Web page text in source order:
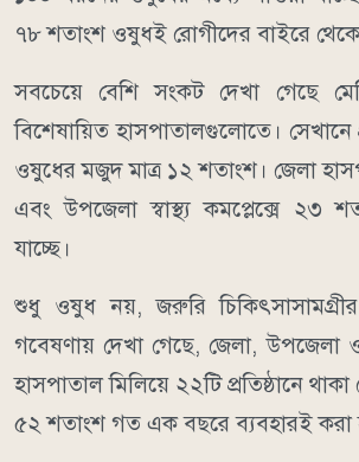
৭৮ শতাংশ ওষুধই রোগীদের বাইরে
সবচেয়ে বেশি সংকট দেখা গেছে
বিশেষায়িত হাসপাতালগুলোতে।
ওষুধের মজুদ মাত্র ১২ শতাংশ। জেলা
এবং উপজেলা স্বাস্থ্য কমপ্লেক্সে ২৩
যাচ্ছে।
শুধু ওষুধ নয়, জরুরি
গবেষণায় দেখা গেছে, জেলা, উপজেলা
হাসপাতাল মিলিয়ে ২২টি প্রতিষ্ঠানে থাকা
৫২ শতাংশ গত এক বছরে ব্যবহারই করা